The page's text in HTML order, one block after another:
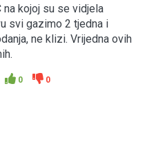
na kojoj su se vidjela
svi gazimo 2 tjedna i
ne klizi. Vrijedna ovih
0 0